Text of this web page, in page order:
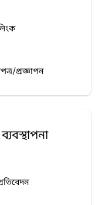
প্রজ্ঞাপন